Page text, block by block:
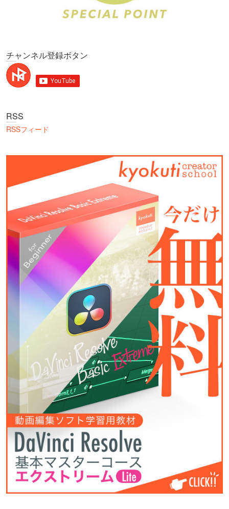
チャンネル登録ボタン
RSS
RSSフィード